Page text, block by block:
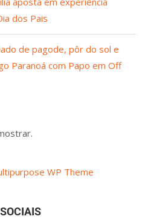
dos Pais
de pagode, pôr do sol e
Paranoá com Papo em Off